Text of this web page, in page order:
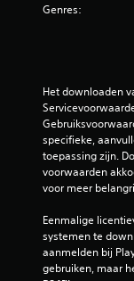
Genres:
Het downloaden
specifieke,
toepassing zijn.
voorwaarden
voor meer
Eenmalige
systemen te
aanmelden bij
gebruiken, maar